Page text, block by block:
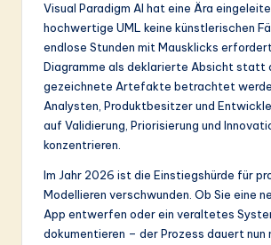
Visual Paradigm AI hat eine Ära
hochwertige UML keine künstlerischen
endlose Stunden mit Mausklicks
Diagramme als deklarierte Absicht statt
gezeichnete Artefakte betrachtet
Analysten, Produktbesitzer und
auf Validierung, Priorisierung und
konzentrieren.
Im Jahr 2026 ist die Einstiegshürde für
Modellieren verschwunden. Ob Sie eine
App entwerfen oder ein veraltetes
dokumentieren – der Prozess dauert nun